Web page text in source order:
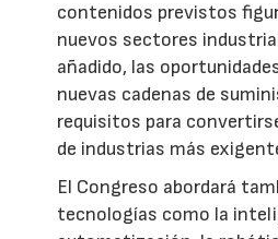
contenidos previstos
nuevos sectores
añadido, las
nuevas cadenas de
requisitos para
de industrias más
El Congreso abordará
tecnologías como la